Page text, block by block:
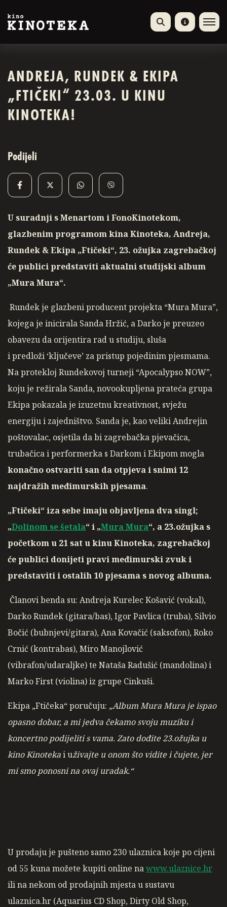
ANDREJA, RUNDEK & EKIPA
„FTIČEKI“ 23.03. U KINU
KINOTEKA!
Podijeli
U suradnji s Menartom i FonoKinotekom,
glazbenim programom kina Kinoteka, Andreja,
Rundek & Ekipa „Ftičeki“, 23. ožujka zagrebačkoj
će publici predstaviti aktualni studijski album
„Mura Mura“.
Rundek je glazbeni producent projekta “Mura Mura”,
kojega je inicirala Sanda Hržić, a Darko je preuzeo
obavezu da orijentira rad u studiju, sluša
i predloži ‘ključeve’ za pristup pojedinim pjesmama.
Na protekloj Rundekovoj turneji “Apocalypso NOW”,
koju je režirala Sanda, novookupljena prateća grupa
Ekipa pokazala je izuzetnu kreativnost, svježu
energiju i zajedništvo. Sanda je, kao veliki Andrejin
poštovalac, osjetila da bi zagrebačka pjevačica,
trubačica i performerka s Darkom i Ekipom mogla
konačno ostvariti san da otpjeva i snimi 12
najdražih međimurskih pjesama.
„Ftičeki“ iza sebe imaju objavljena dva singl;
„Dolinom se šetala“i „Mura Mura“, a 23.ožujka s
početkom u 21 sat u kinu Kinoteka, zagrebačkoj
će publici donijeti pravi međimurski zvuk i
predstaviti i ostalih 10 pjesama s novog albuma.
Članovi benda su: Andreja Kurelec Košavić (vokal),
Darko Rundek (gitara/bas), Igor Pavlica (truba), Silvio
Bočić (bubnjevi/gitara), Ana Kovačić (saksofon), Roko
Crnić (kontrabas), Miro Manojlović
(vibrafon/udaraljke) te Nataša Radušić (mandolina) i
Marko First (violina) iz grupe Cinkuši.
Ekipa „Ftičeka“ poručuju: „Album Mura Mura je ispao
opasno dobar, a mi jedva čekamo svoju muziku i
koncertno podijeliti s vama. Zato dođite 23.ožujka u
kino Kinotekai uživajte u onom što vidite i čujete, jer
mi smo ponosni na ovaj uradak.“
U prodaju je pušteno samo 230 ulaznica koje po cijeni
od 55 kuna možete kupiti online nawww.ulaznice.hr
ili na nekom od prodajnih mjesta u sustavu
ulaznica.hr (Aquarius CD Shop, Dirty Old Shop,